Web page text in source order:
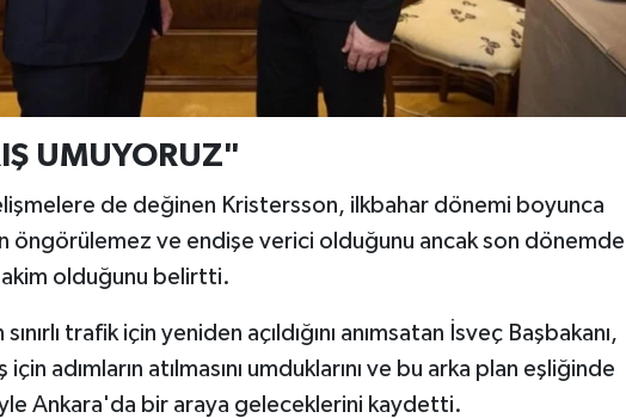
UMUYORUZ"
de değinen Kristersson, ilkbahar dönemi boyunca
öngörülemez ve endişe verici olduğunu ancak son dönemde
olduğunu belirtti.
trafik için yeniden açıldığını anımsatan İsveç Başbakanı,
için adımların atılmasını umduklarını ve bu arka plan eşliğinde
Ankara'da bir araya geleceklerini kaydetti.